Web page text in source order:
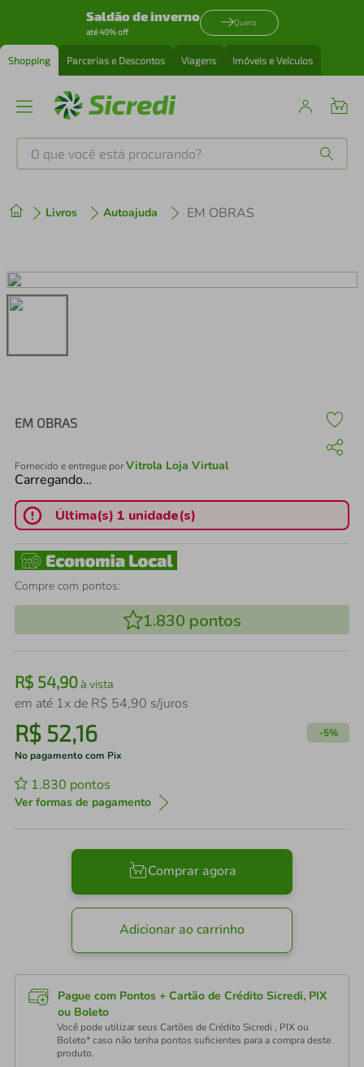
Saldão de inverno
até 40% off
Quero
Shopping Parcerias e Descontos Viagens Imóveis e Veículos
O que você está procurando?
Livros Autoajuda EM OBRAS
EM OBRAS
Fornecido e entregue porVitrola Loja Virtual
Carregando…
Última(s) 1 unidade(s)
Compre com pontos:
1.830 pontos
R$ 54,90à vista
em até 1x de R$ 54,90 s/juros
R$ 52,16 -5%
No pagamento com Pix
1.830 pontos
Ver formas de pagamento
Comprar agora
Adicionar ao carrinho
Pague com Pontos + Cartão de Crédito Sicredi, PIX
ou Boleto
Você pode utilizar seus Cartões de Crédito Sicredi , PIX ou
Boleto* caso não tenha pontos suficientes para a compra deste
produto.
2º cafeteira